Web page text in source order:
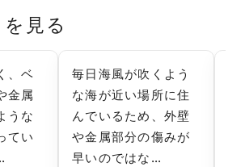
見る
、ベ
金属
うな
てい
毎日海風が吹くよう
な海が近い場所に住
んでいるため、外壁
や金属部分の傷みが
早いのではな…